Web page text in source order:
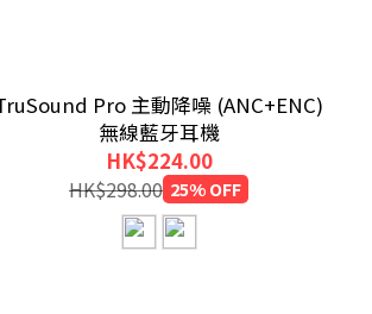
Pro 主動降噪 (ANC+ENC)
無線藍牙耳機
HK$224.00
HK$298.00 25% OFF